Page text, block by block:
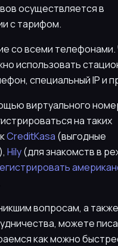
осуществляется в
с тарифом.
со всеми
использовать
специальный IP и
виртуального
на таких
CreditKasa (выгодные
Hily(для знакомств в
вопросам, а
можете
как можно